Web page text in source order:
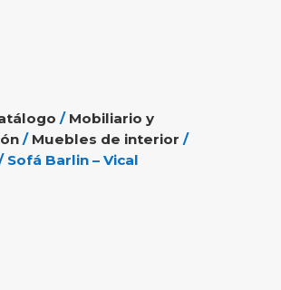
/ Mobiliario y
/ Muebles de interior /
Sofá Barlin – Vical